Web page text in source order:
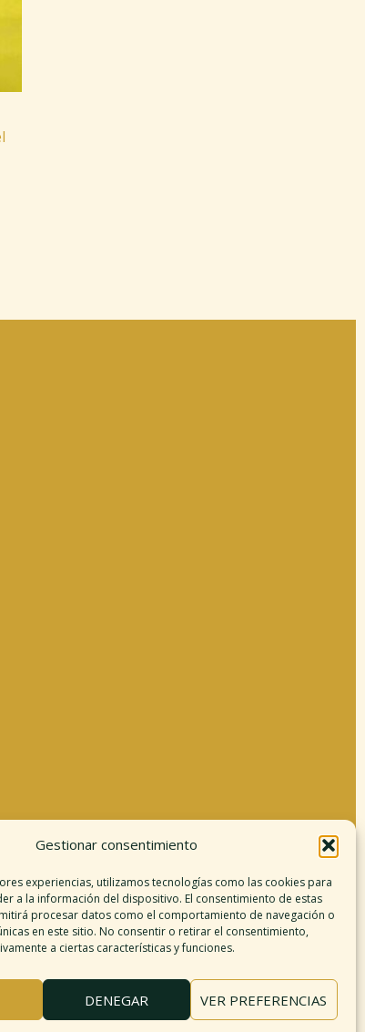
Gestionar consentimiento
experiencias, utilizamos tecnologías como las cookies para
a la información del dispositivo. El consentimiento de estas
procesar datos como el comportamiento de navegación o
en este sitio. No consentir o retirar el consentimiento,
a ciertas características y funciones.
DENEGAR VER PREFERENCIAS
legal
responsabilidad
de cookies
y condiciones
del sitio